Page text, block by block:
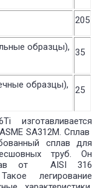
205
образцы), 35
образцы),
25
изготавливается
SA312M. Сплав
сплав для
труб. Он
от AISI 316
легирование